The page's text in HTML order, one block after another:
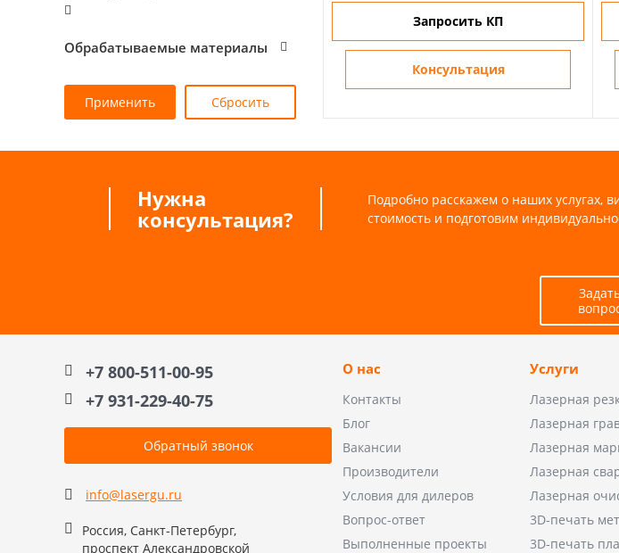
Обрабатываемые материалы
Запросить КП
Консультация
Нужна
консультация?
Подробно расскажем о наших услугах,
стоимость и подготовим
+7 800-511-00-95
+7 931-229-40-75
Обратный звонок
info@lasergu.ru
Россия, Санкт-Петербург,
проспект Александровской
О нас
Контакты
Блог
Вакансии
Производители
Условия для дилеров
Вопрос-ответ
Выполненные проекты
Услуги
Лазерная
Лазерная
Лазерная
Лазерная
Лазерная
3D-печать
3D-печать